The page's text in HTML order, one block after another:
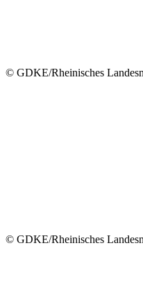
© GDKE/Rheinisches
© GDKE/Rheinisches